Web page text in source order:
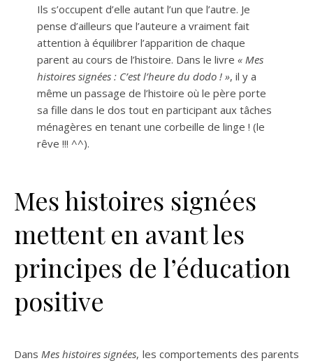
Ils s’occupent d’elle autant l’un que l’autre. Je
pense d’ailleurs que l’auteure a vraiment fait
attention à équilibrer l’apparition de chaque
parent au cours de l’histoire. Dans le livre « Mes
histoires signées : C’est l’heure du dodo ! », il y a
même un passage de l’histoire où le père porte
sa fille dans le dos tout en participant aux tâches
ménagères en tenant une corbeille de linge ! (le
rêve !!! ^^).
Mes histoires signées
mettent en avant les
principes de l’éducation
positive
DansMes histoires signées, les comportements des parents